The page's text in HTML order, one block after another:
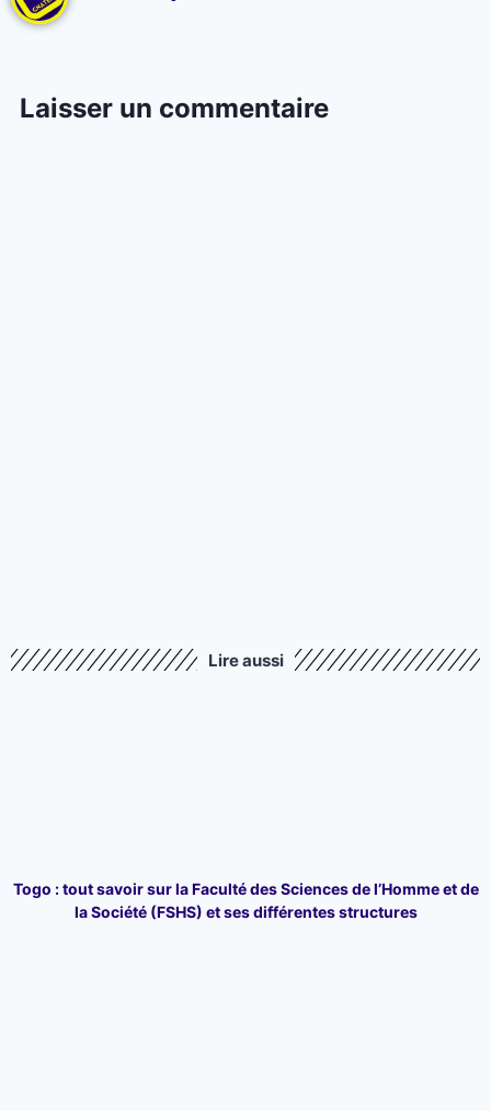
Laisser un commentaire
Lire aussi
Togo : tout savoir sur la Faculté des Sciences de l’Homme et de
la Société (FSHS) et ses différentes structures